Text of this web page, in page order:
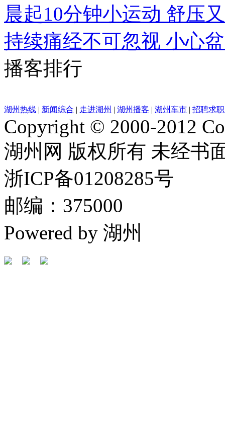
晨起10分钟小运动 舒压
持续痛经不可忽视 小心
播客排行
湖州热线 | 新闻综合 | 走进湖州 | 湖州播客 | 湖州车市 | 招聘求职
Copyright © 2000-2012
湖州网 版权所有 未经书
浙ICP备01208285号
邮编：375000
Powered by 湖州